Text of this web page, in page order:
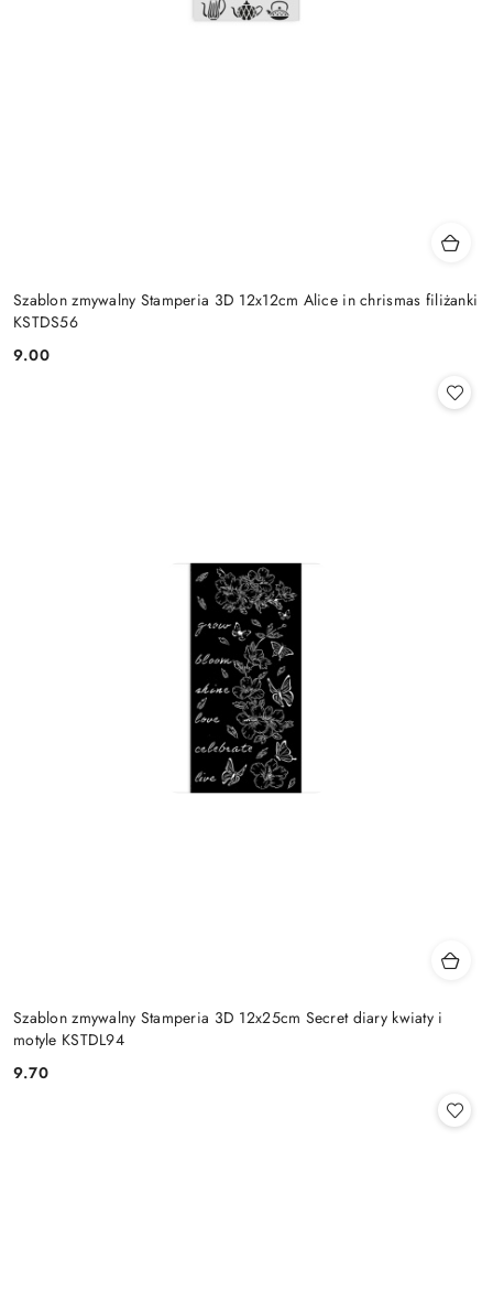
Szablon zmywalny Stamperia 3D 12x12cm Alice in chrismas filiżanki
KSTDS56
Cena:
9.00
Szablon zmywalny Stamperia 3D 12x25cm Secret diary kwiaty i
motyle KSTDL94
Cena:
9.70